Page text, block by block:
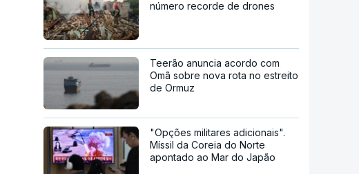
número recorde de drones
Teerão anuncia acordo com
Omã sobre nova rota no estreito
de Ormuz
"Opções militares adicionais".
Míssil da Coreia do Norte
apontado ao Mar do Japão